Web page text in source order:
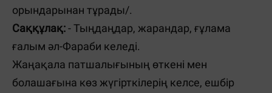
орындарынан тұрады/.
Саққұлақ:- Тыңдаңдар, жарандар, ғұлама
ғалым әл-Фараби келеді.
Жаңақала патшалығының өткені мен
болашағына көз жүгірткілерің келсе, ешбір